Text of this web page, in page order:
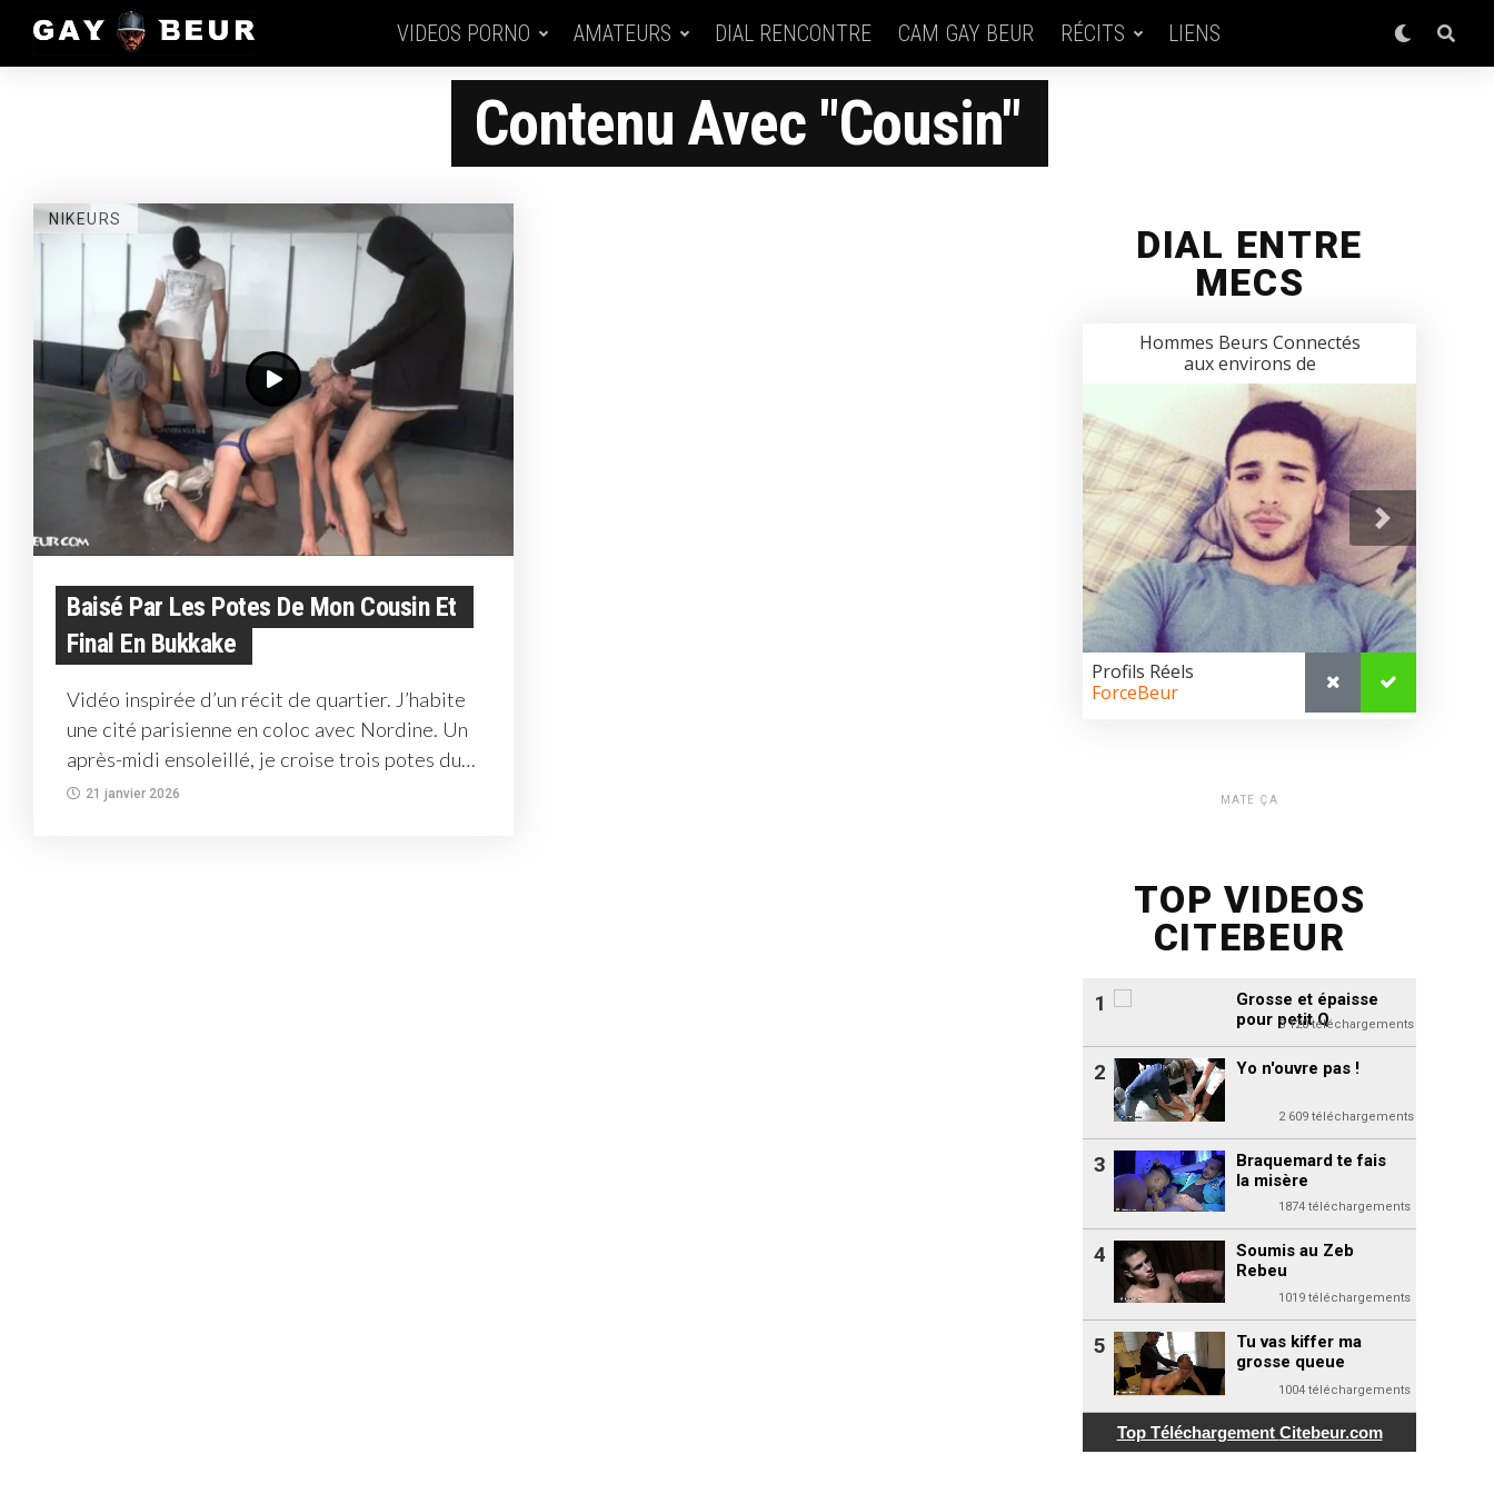
VIDEOS PORNO AMATEURS DIAL RENCONTRE CAM GAY BEUR RÉCITS LIENS
Contenu Avec "cousin"
NIKEURS
Baisé Par Les Potes De Mon Cousin Et
Final En Bukkake
Vidéo inspirée d’un récit de quartier. J’habite
une cité parisienne en coloc avec Nordine. Un
après-midi ensoleillé, je croise trois potes du
bloc —...
21 janvier 2026
DIAL ENTRE
MECS
MATE ÇA
TOP VIDEOS
CITEBEUR
Grosse et épaisse
pour petit Q
3 120 téléchargements
1
Yo n'ouvre pas !
2 609 téléchargements
2
Braquemard te fais
la misère
1874 téléchargements
3
Soumis au Zeb
Rebeu
1019 téléchargements
4
Tu vas kiffer ma
grosse queue
1004 téléchargements
5
Top Téléchargement Citebeur.com